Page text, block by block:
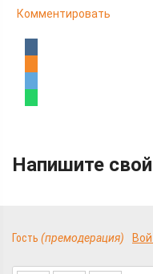
Комментировать
Напишите
Гость (премодерация)